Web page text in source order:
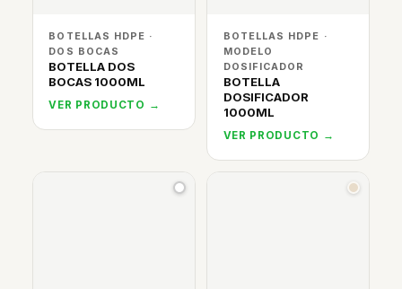
BOTELLAS HDPE ·
DOS BOCAS
BOTELLA DOS
BOCAS 1000ML
VER PRODUCTO →
BOTELLAS HDPE ·
MODELO
DOSIFICADOR
BOTELLA
DOSIFICADOR
1000ML
VER PRODUCTO →